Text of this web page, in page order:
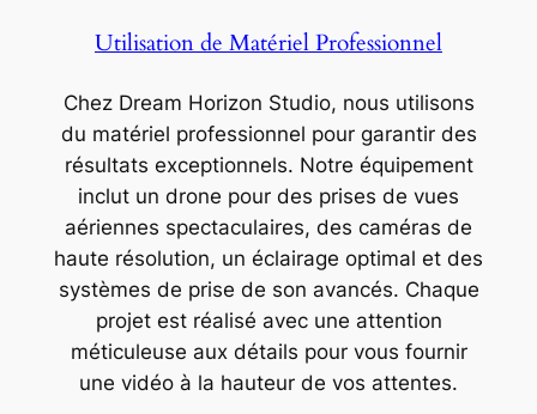
Utilisation de Matériel Professionnel
Chez Dream Horizon Studio, nous utilisons
du matériel professionnel pour garantir des
résultats exceptionnels. Notre équipement
inclut un drone pour des prises de vues
aériennes spectaculaires, des caméras de
haute résolution, un éclairage optimal et des
systèmes de prise de son avancés. Chaque
projet est réalisé avec une attention
méticuleuse aux détails pour vous fournir
une vidéo à la hauteur de vos attentes.